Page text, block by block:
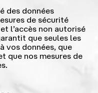
des données
de sécurité
l’accès non autorisé
que seules les
vos données, que
que nos mesures de